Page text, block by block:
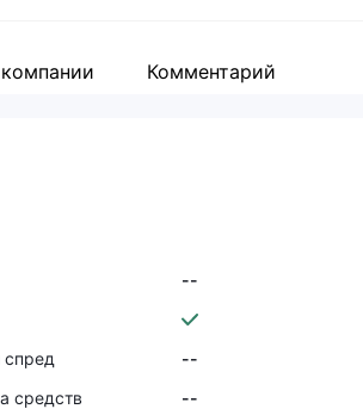
Сайт компании
Комментарий
--
--
средств
--